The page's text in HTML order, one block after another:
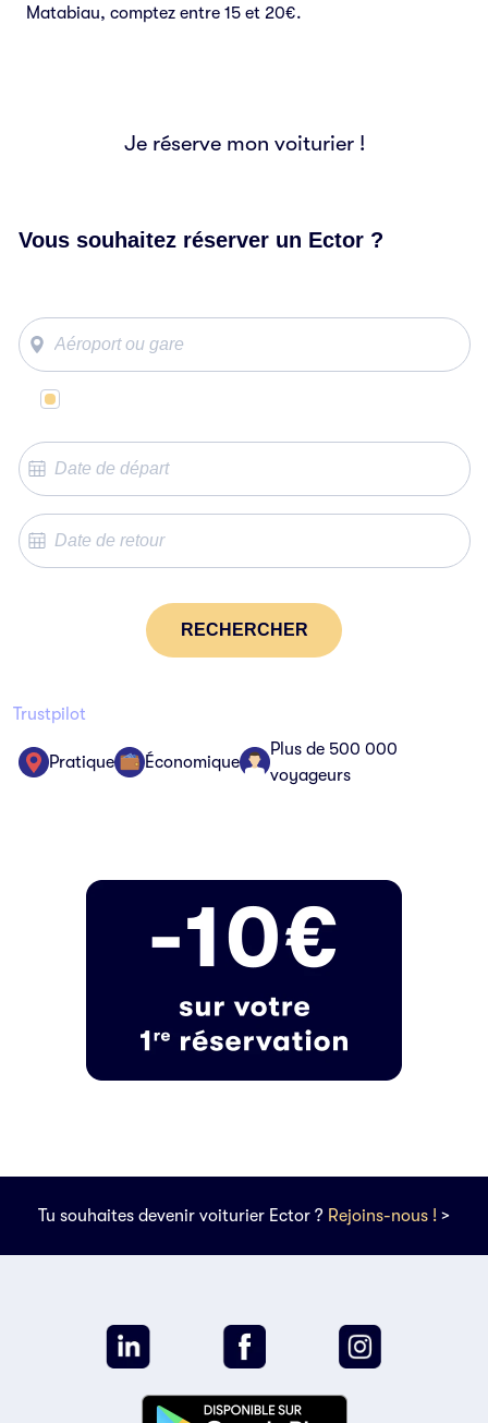
Matabiau, comptez entre 15 et 20€.
Je réserve mon voiturier !
Vous souhaitez réserver un Ector ?
RECHERCHER
Trustpilot
Pratique Économique
Plus de 500 000
voyageurs
Tu souhaites devenir voiturier Ector ? Rejoins-nous ! >